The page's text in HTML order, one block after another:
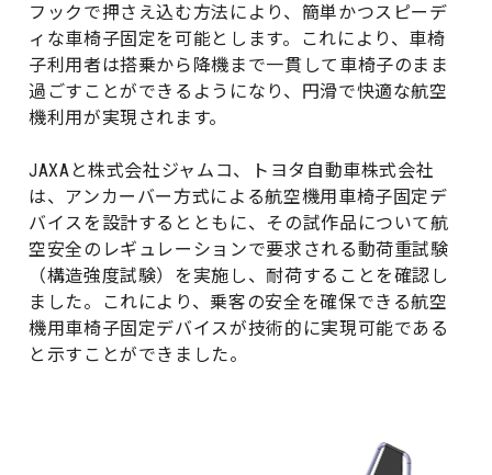
フックで押さえ込む方法により、簡単かつスピーデ
ィな車椅子固定を可能とします。これにより、車椅
子利用者は搭乗から降機まで一貫して車椅子のまま
過ごすことができるようになり、円滑で快適な航空
機利用が実現されます。
JAXAと株式会社ジャムコ、トヨタ自動車株式会社
は、アンカーバー方式による航空機用車椅子固定デ
バイスを設計するとともに、その試作品について航
空安全のレギュレーションで要求される動荷重試験
（構造強度試験）を実施し、耐荷することを確認し
ました。これにより、乗客の安全を確保できる航空
機用車椅子固定デバイスが技術的に実現可能である
と示すことができました。